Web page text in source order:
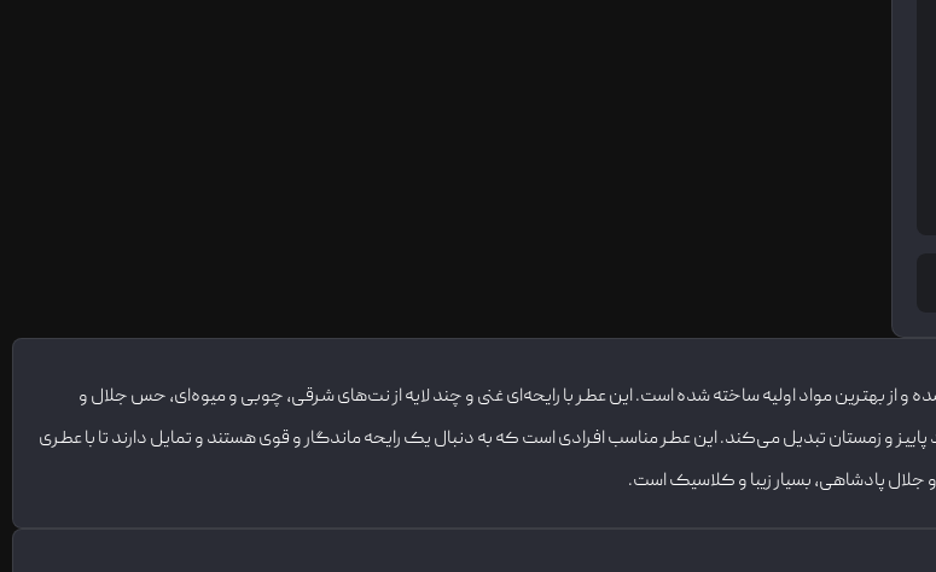
بهترین مواد اولیه ساخته شده است. این عطر با رایحه‌ای غنی و چند لایه از نت‌های شرقی، چوبی و میوه‌ای، حس جلال و
و زمستان تبدیل می‌کند. این عطر مناسب افرادی است که به دنبال یک رایحه ماندگار و قوی هستند و تمایل دارند تا با عطری
پادشاهی، بسیار زیبا و کلاسیک است.